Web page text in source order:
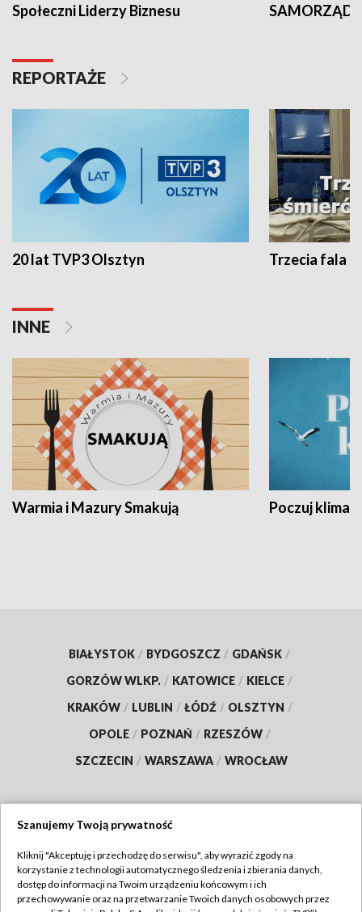
Społeczni Liderzy Biznesu SAMORZĄD
REPORTAŻE
20 lat TVP3 Olsztyn Trzecia fala -
INNE
Warmia i Mazury Smakują Poczuj klimat
BIAŁYSTOK / BYDGOSZCZ / GDAŃSK /
GORZÓW WLKP. / KATOWICE / KIELCE /
KRAKÓW / LUBLIN / ŁÓDŹ / OLSZTYN /
OPOLE / POZNAŃ / RZESZÓW /
SZCZECIN / WARSZAWA / WROCŁAW
TVP
Abonament TVP
Regulamin TVP
Szanujemy Twoją prywatność
Kliknij "Akceptuję i przechodzę do serwisu", aby wyrazić zgody na
korzystanie z technologii automatycznego śledzenia i zbierania danych,
dostęp do informacji na Twoim urządzeniu końcowym i ich
przechowywanie oraz na przetwarzanie Twoich danych osobowych przez